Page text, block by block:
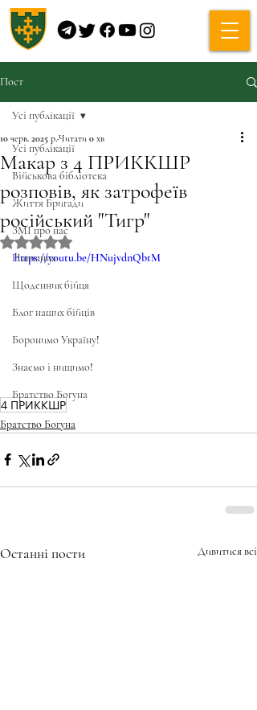
Пост
Усі публікації
Військова бібліотека
Життя Бригади
ЗМІ про нас
Навчання
Щоденник бійця
Блог наших бійців
Боронимо Україну!
Знаємо і нищимо!
Братство Богуна
Усі публікації
Макар з 4 ПРИККШР
розповів, як затрофеїв
російський "Тигр"
10 черв. 2025 р.Читати 0 хв
Оцінка: NaN з 5 зірок.
https://youtu.be/HNujvdnQbtM
4 ПРИККШР
Братство Богуна
Останні пости Дивитися всі